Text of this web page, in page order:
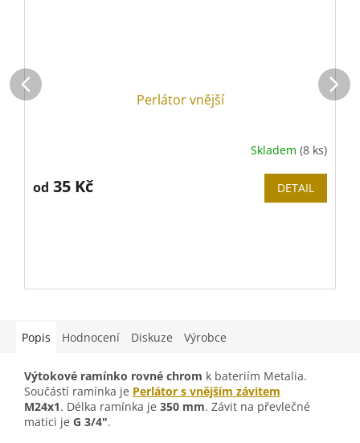
Perlátor vnější
Skladem (8 ks)
od 35 Kč DETAIL
Popis Hodnocení Diskuze Výrobce
Výtokové ramínko rovné chrom k bateriím Metalia.
Součástí ramínka je Perlátor s vnějším závitem
M24x1. Délka ramínka je 350 mm. Závit na převlečné
matici je G 3/4".